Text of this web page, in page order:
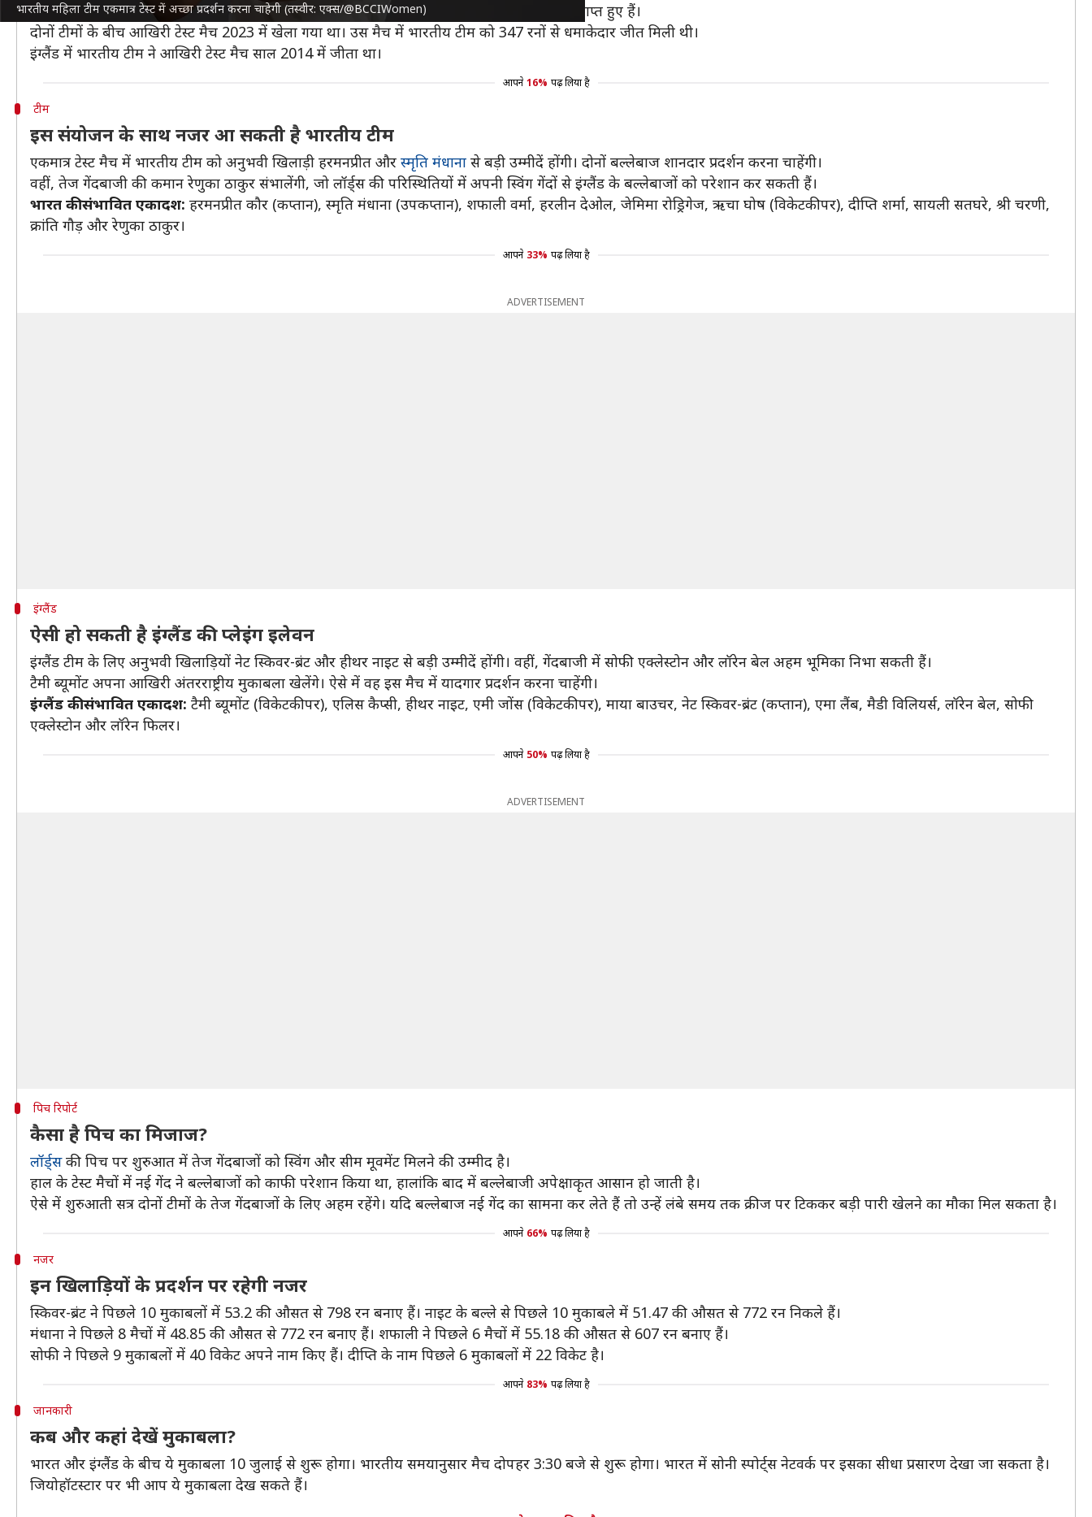
भारतीय महिला टीम एकमात्र टेस्ट में अच्छा प्रदर्शन करना चाहेगी (तस्वीर: एक्स/@BCCIWomen)
इस दौरान भारतीय टीम को 3 मैच में जीत मिली है। एक मैच इंग्लैंड ने जीता है और 10 मुकाबले ड्रॉ पर समाप्त हुए हैं।
दोनों टीमों के बीच आखिरी टेस्ट मैच 2023 में खेला गया था। उस मैच में भारतीय टीम को 347 रनों से धमाकेदार जीत मिली थी।
इंग्लैंड में भारतीय टीम ने आखिरी टेस्ट मैच साल 2014 में जीता था।
आपने 16% पढ़ लिया है
टीम
इस संयोजन के साथ नजर आ सकती है भारतीय टीम
एकमात्र टेस्ट मैच में भारतीय टीम को अनुभवी खिलाड़ी हरमनप्रीत और स्मृति मंधाना से बड़ी उम्मीदें होंगी। दोनों बल्लेबाज शानदार प्रदर्शन करना चाहेंगी।
वहीं, तेज गेंदबाजी की कमान रेणुका ठाकुर संभालेंगी, जो लॉर्ड्स की परिस्थितियों में अपनी स्विंग गेंदों से इंग्लैंड के बल्लेबाजों को परेशान कर सकती हैं।
भारत की संभावित एकादश: हरमनप्रीत कौर (कप्तान), स्मृति मंधाना (उपकप्तान), शफाली वर्मा, हरलीन देओल, जेमिमा रोड्रिगेज, ऋचा घोष (विकेटकीपर), दीप्ति शर्मा, सायली सतघरे, श्री चरणी,
क्रांति गौड़ और रेणुका ठाकुर।
आपने 33% पढ़ लिया है
ADVERTISEMENT
इंग्लैंड
ऐसी हो सकती है इंग्लैंड की प्लेइंग इलेवन
इंग्लैंड टीम के लिए अनुभवी खिलाड़ियों नेट स्किवर-ब्रंट और हीथर नाइट से बड़ी उम्मीदें होंगी। वहीं, गेंदबाजी में सोफी एक्लेस्टोन और लॉरेन बेल अहम भूमिका निभा सकती हैं।
टैमी ब्यूमोंट अपना आखिरी अंतरराष्ट्रीय मुकाबला खेलेंगे। ऐसे में वह इस मैच में यादगार प्रदर्शन करना चाहेंगी।
इंग्लैंड की संभावित एकादश: टैमी ब्यूमोंट (विकेटकीपर), एलिस कैप्सी, हीथर नाइट, एमी जोंस (विकेटकीपर), माया बाउचर, नेट स्किवर-ब्रंट (कप्तान), एमा लैंब, मैडी विलियर्स, लॉरेन बेल, सोफी
एक्लेस्टोन और लॉरेन फिलर।
आपने 50% पढ़ लिया है
ADVERTISEMENT
पिच रिपोर्ट
कैसा है पिच का मिजाज?
लॉर्ड्सकी पिच पर शुरुआत में तेज गेंदबाजों को स्विंग और सीम मूवमेंट मिलने की उम्मीद है।
हाल के टेस्ट मैचों में नई गेंद ने बल्लेबाजों को काफी परेशान किया था, हालांकि बाद में बल्लेबाजी अपेक्षाकृत आसान हो जाती है।
ऐसे में शुरुआती सत्र दोनों टीमों के तेज गेंदबाजों के लिए अहम रहेंगे। यदि बल्लेबाज नई गेंद का सामना कर लेते हैं तो उन्हें लंबे समय तक क्रीज पर टिककर बड़ी पारी खेलने का मौका मिल सकता है।
आपने 66% पढ़ लिया है
नजर
इन खिलाड़ियों के प्रदर्शन पर रहेगी नजर
स्किवर-ब्रंट ने पिछले 10 मुकाबलों में 53.2 की औसत से 798 रन बनाए हैं। नाइट के बल्ले से पिछले 10 मुकाबले में 51.47 की औसत से 772 रन निकले हैं।
मंधाना ने पिछले 8 मैचों में 48.85 की औसत से 772 रन बनाए हैं। शफाली ने पिछले 6 मैचों में 55.18 की औसत से 607 रन बनाए हैं।
सोफी ने पिछले 9 मुकाबलों में 40 विकेट अपने नाम किए हैं। दीप्ति के नाम पिछले 6 मुकाबलों में 22 विकेट है।
आपने 83% पढ़ लिया है
जानकारी
कब और कहां देखें मुकाबला?
भारत और इंग्लैंड के बीच ये मुकाबला 10 जुलाई से शुरू होगा। भारतीय समयानुसार मैच दोपहर 3:30 बजे से शुरू होगा। भारत में सोनी स्पोर्ट्स नेटवर्क पर इसका सीधा प्रसारण देखा जा सकता है।
जियोहॉटस्टार पर भी आप ये मुकाबला देख सकते हैं।